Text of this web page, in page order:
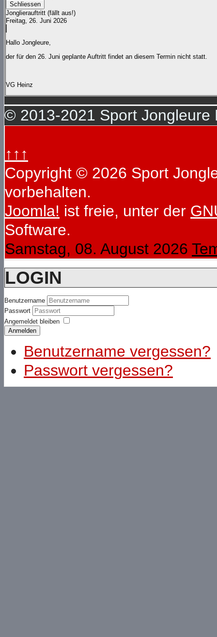
Schliessen
Jonglierauftritt (fällt aus!)
Freitag, 26. Juni 2026
Hallo Jongleure,
der für den 26. Juni geplante Auftritt findet an diesem Termin nicht statt.
VG Heinz
© 2013-2021 Sport Jongleure
↑↑↑
Copyright © 2026 Sport
vorbehalten.
Joomla! ist freie, unter der
Software.
Samstag, 08. August 2026
LOGIN
Benutzername
Passwort
Angemeldet bleiben
Anmelden
Benutzername vergessen?
Passwort vergessen?